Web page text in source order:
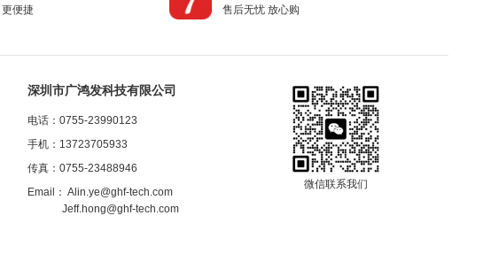
便捷 售后无忧 放心购
深圳市广鸿发科技有限公司
电话：0755-23990123
手机：13723705933
传真：0755-23488946
Email： Alin.ye@ghf-tech.com
Jeff.hong@ghf-tech.com
微信联系我们